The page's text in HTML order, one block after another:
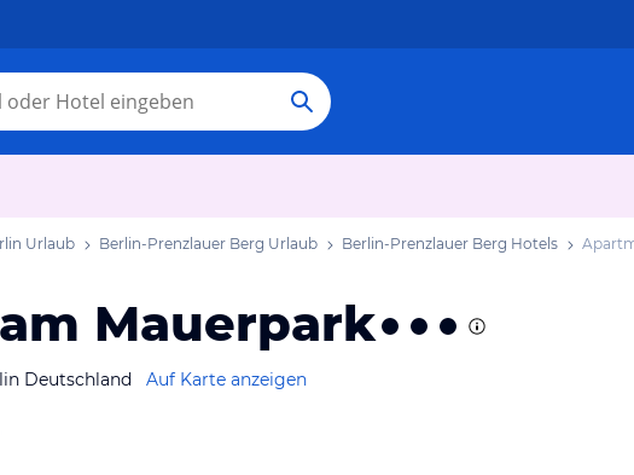
Urlaub Berlin-Prenzlauer Berg Urlaub Berlin-Prenzlauer Berg Hotels
Mauerpark
Deutschland Auf Karte anzeigen